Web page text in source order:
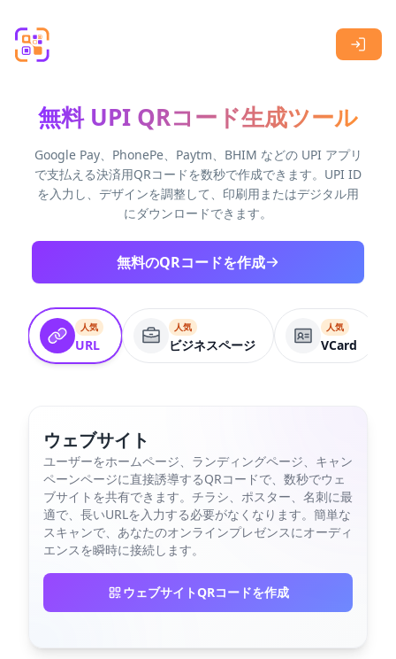
無料 UPI QRコード生成ツール
Google Pay、PhonePe、Paytm、BHIM などの UPI アプリ
で支払える決済用QRコードを数秒で作成できます。UPI ID
を入力し、デザインを調整して、印刷用またはデジタル用
にダウンロードできます。
無料のQRコードを作成
人気
URL
人気
ビジネスページ
人気
VCard
ウェブサイト
ユーザーをホームページ、ランディングページ、キャン
ペーンページに直接誘導するQRコードで、数秒でウェ
ブサイトを共有できます。チラシ、ポスター、名刺に最
適で、長いURLを入力する必要がなくなります。簡単な
スキャンで、あなたのオンラインプレゼンスにオーディ
エンスを瞬時に接続します。
ウェブサイトQRコードを作成